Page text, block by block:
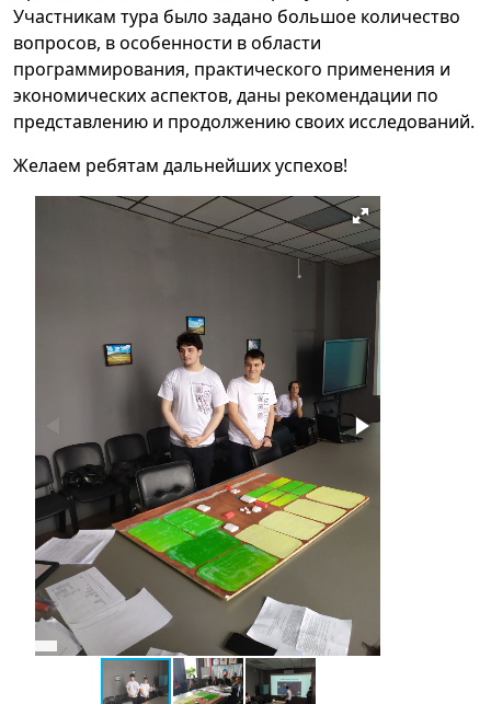
Участникам тура было задано большое количество
вопросов, в особенности в области
программирования, практического применения и
экономических аспектов, даны рекомендации по
представлению и продолжению своих исследований.
Желаем ребятам дальнейших успехов!